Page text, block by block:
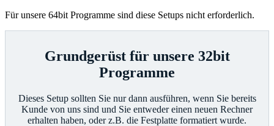
Für unsere 64bit Programme sind diese Setups nicht erforderlich.
Grundgerüst für unsere 32bit
Programme
Dieses Setup sollten Sie nur dann ausführen, wenn Sie bereits
Kunde von uns sind und Sie entweder einen neuen Rechner
erhalten haben, oder z.B. die Festplatte formatiert wurde.